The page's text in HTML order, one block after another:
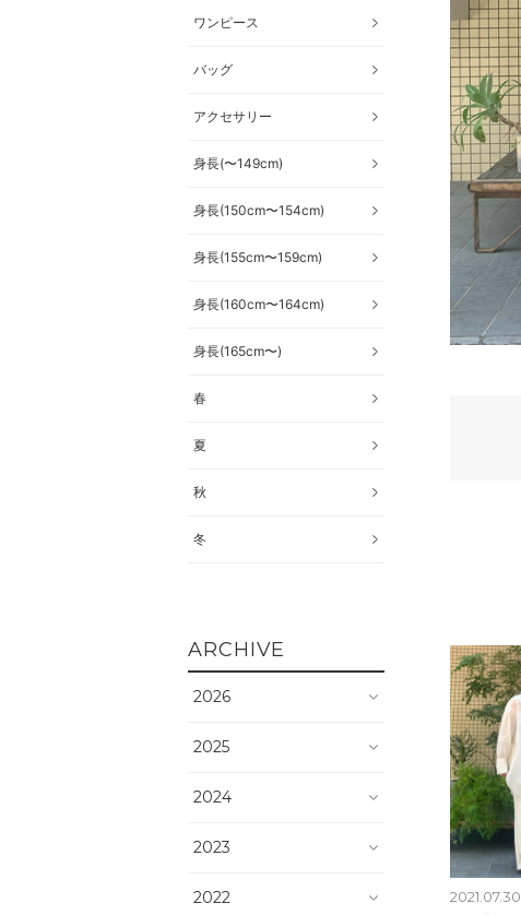
2021.07.30
ワンピース
バッグ
アクセサリー
身長(〜149cm)
身長(150cm〜154cm)
身長(155cm〜159cm)
身長(160cm〜164cm)
身長(165cm〜)
春
夏
秋
冬
ARCHIVE
2026
2025
2024
2023
2022